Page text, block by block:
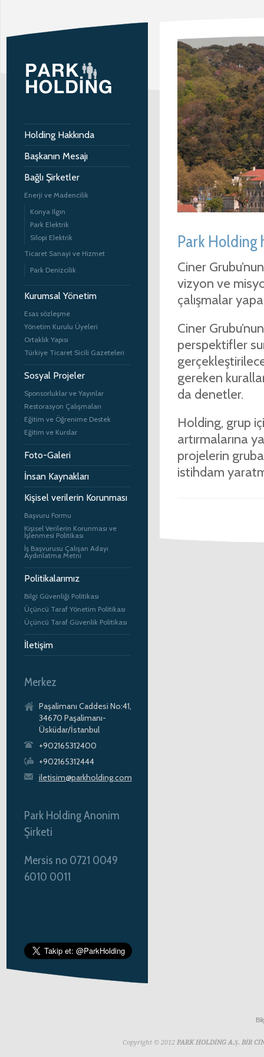
Holding Hakkında
Başkanın Mesajı
Bağlı Şirketler
Enerji ve Madencilik
Konya Ilgın
Park Elektrik
Silopi Elektrik
Ticaret Sanayi ve Hizmet
Park Denizcilik
Kurumsal Yönetim
Esas sözleşme
Yönetim Kurulu Üyeleri
Ortaklık Yapısı
Türkiye Ticaret Sicili Gazeteleri
Sosyal Projeler
Sponsorluklar ve Yayınlar
Restorasyon Çalışmaları
Eğitim ve Öğrenime Destek
Eğitim ve Kurslar
Foto-Galeri
İnsan Kaynakları
Kişisel verilerin Korunması
Başvuru Formu
Kişisel Verilerin Korunması ve
İşlenmesi Politikası
İş Başvurusu Çalışan Adayı
Aydınlatma Metni
Politikalarımız
Bilgi Güvenliği Politikası
Üçüncü Taraf Yönetim Politikası
Üçüncü Taraf Güvenlik Politikası
İletişim
Merkez
Paşalimanı Caddesi No:41,
34670 Paşalimanı-
Üsküdar/İstanbul
+902165312400
+902165312444
iletisim@parkholding.com
Park Holding Anonim
Şirketi
Mersis no 0721 0049
6010 0011
Park Holding
Ciner
vizyon ve
çalışmalar
Ciner
perspektifler
gereken
da denetler.
Holding, grup
artırmalarına
projelerin
istihdam
Copyright © 2012 PARK HOLDİNG A.Ş. BİR